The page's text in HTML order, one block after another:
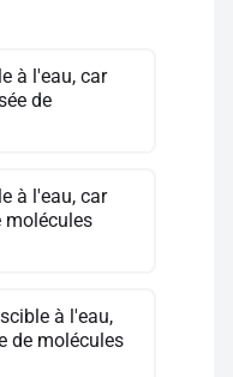
à l'eau, car
de
à l'eau, car
molécules
à l'eau,
de molécules